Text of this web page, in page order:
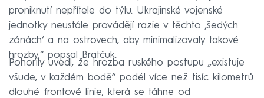
proniknutí nepřítele do týlu. Ukrajinské vojenské
jednotky neustále provádějí razie v těchto ‚šedých
zónách‘ a na ostrovech, aby minimalizovaly takové
hrozby,“ popsal Bratčuk.
Pohorily uvedl, že hrozba ruského postupu „existuje
všude, v každém bodě“ podél více než tisíc kilometrů
dlouhé frontové linie, která se táhne od